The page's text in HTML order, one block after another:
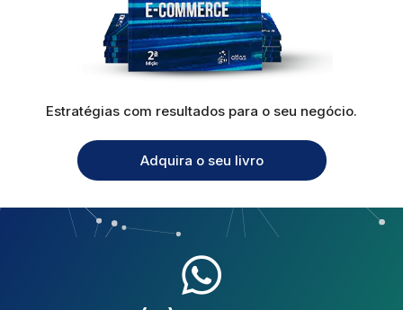
Estratégias com resultados para o seu negócio.
Adquira o seu livro